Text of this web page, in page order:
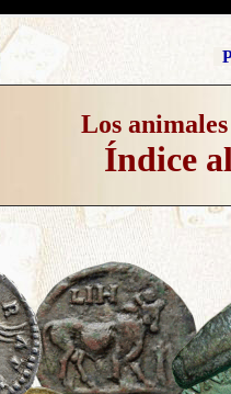
Los
Índice